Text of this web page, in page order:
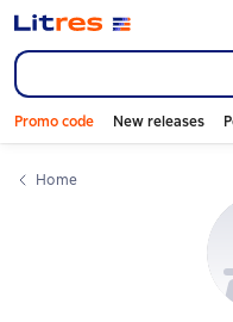
Promo code New releases
Home
Слайдер с книгами
Слайдер с книгами